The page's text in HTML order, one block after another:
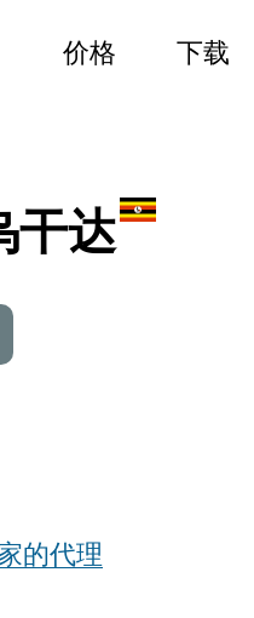
价格 下载
干达
的代理